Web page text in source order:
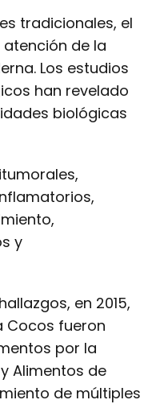
tradicionales, el
de la
Los estudios
han revelado
biológicas
y
en 2015,
Cocos fueron
por la
Alimentos de
de múltiples